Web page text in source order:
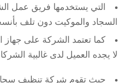
التي يستخدمها فريق عمل
السجاد والموكيت دون تلف
كما تعتمد الشركة على جهاز
لا يجده العميل لدى غالبية
حيث تقوم شركة تنظيف